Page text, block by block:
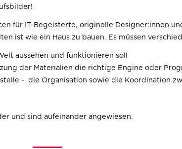
für IT-Begeisterte, originelle Designer:innen
ist wie ein Haus zu bauen. Es müssen
aussehen und funktionieren soll
der Materialien die richtige Engine oder
- die Organisation sowie die Koordination
und sind aufeinander angewiesen.